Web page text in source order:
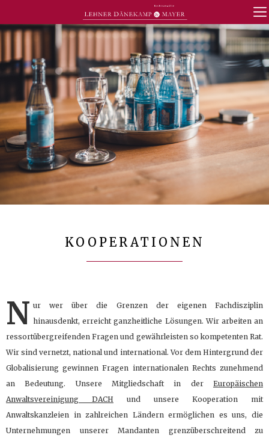
KOOPERATIONEN
N ur wer über die Grenzen der eigenen Fachdisziplin
hinausdenkt, erreicht ganzheitliche Lösungen. Wir arbeiten an
ressortübergreifenden Fragen und gewährleisten so kompetenten Rat.
Wir sind vernetzt, national und international. Vor dem Hintergrund der
Globalisierung gewinnen Fragen internationalen Rechts zunehmend
an Bedeutung. Unsere Mitgliedschaft in der Europäischen
Anwaltsvereinigung DACH und unsere Kooperation mit
Anwaltskanzleien in zahlreichen Ländern ermöglichen es uns, die
Unternehmungen unserer Mandanten grenzüberschreitend zu